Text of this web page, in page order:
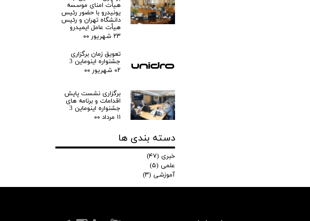
هیأت امنای موسسه
یونیدرو با حضور رئیس
دانشگاه تهران و رئیس
هیأت عامل ایمیدرو
۲۳ شهریور ۰۰
تعویق زمان برگزاری
جشنواره اینوماین 3
۰۲ شهریور ۰۰
برگزاری نشست پایش
اقدامات و برنامه های
جشنواره اینوماین 3
۱۱ مرداد ۰۰
دسته بندی ها
خبری (۴۷)
علمی (۵)
آموزشی (۳)